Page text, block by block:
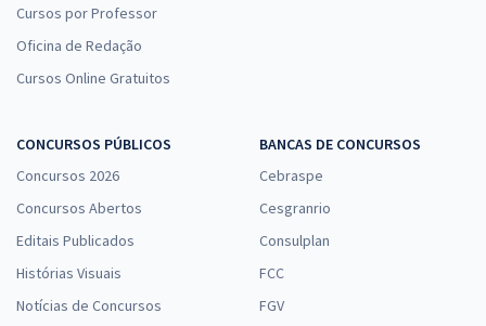
Cursos por Professor
Oficina de Redação
Cursos Online Gratuitos
CONCURSOS PÚBLICOS
Concursos 2026
Concursos Abertos
Editais Publicados
Histórias Visuais
Notícias de Concursos
BANCAS DE CONCURSOS
Cebraspe
Cesgranrio
Consulplan
FCC
FGV